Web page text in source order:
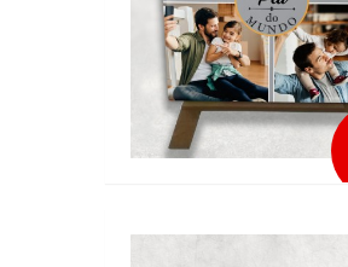
FOTOS COM CAVALETE